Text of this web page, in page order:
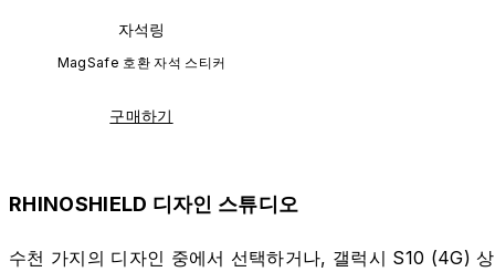
자석링
MagSafe 호환 자석 스티커
구매하기
RHINOSHIELD 디자인 스튜디오
수천 가지의 디자인 중에서 선택하거나, 갤럭시 S10 (4G) 상